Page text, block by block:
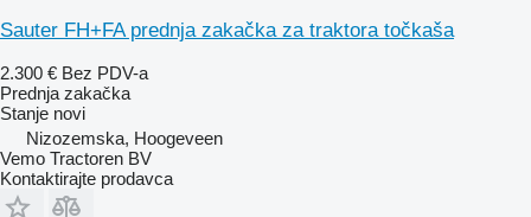
Sauter FH+FA prednja zakačka za traktora točkaša
2.300 € Bez PDV-a
Prednja zakačka
Stanje novi
Nizozemska, Hoogeveen
Vemo Tractoren BV
Kontaktirajte prodavca